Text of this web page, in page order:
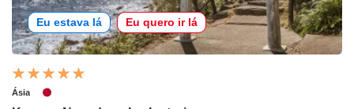
Eu estava lá Eu quero ir lá
Ásia